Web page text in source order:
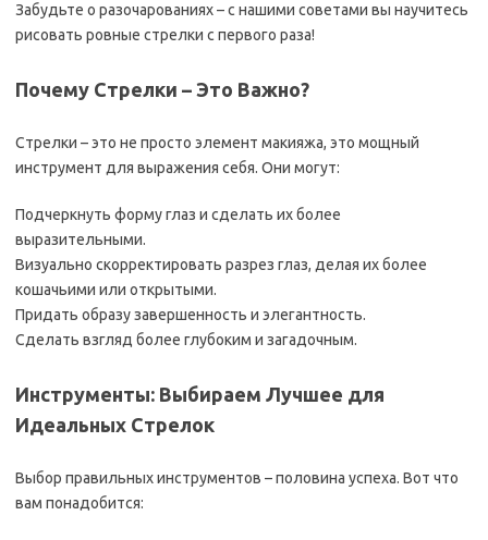
Забудьте о разочарованиях – с нашими советами вы научитесь
рисовать ровные стрелки с первого раза!
Почему Стрелки – Это Важно?
Стрелки – это не просто элемент макияжа, это мощный
инструмент для выражения себя. Они могут:
Подчеркнуть форму глаз и сделать их более
выразительными.
Визуально скорректировать разрез глаз, делая их более
кошачьими или открытыми.
Придать образу завершенность и элегантность.
Сделать взгляд более глубоким и загадочным.
Инструменты: Выбираем Лучшее для
Идеальных Стрелок
Выбор правильных инструментов – половина успеха. Вот что
вам понадобится: